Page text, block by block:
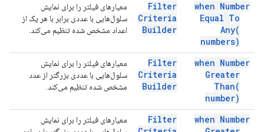
when Number
Equal To
Any(
numbers)
Filter
Criteria
Builder
معیارهای فیلتر را برای نمایش
سلول‌هایی با عددی برابر با هر یک از
اعداد مشخص شده تنظیم می‌کند.
when Number
Greater
Than(
number)
Filter
Criteria
Builder
معیارهای فیلتر را برای نمایش
سلول‌هایی با عددی بزرگتر از عدد
مشخص شده تنظیم می‌کند.
when Number
Filter
معیارهای فیلتر را برای نمایش